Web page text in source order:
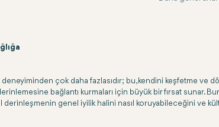
çok daha fazlasıdır; bu, kendini keşfetme ve
bağlantı kurmaları için büyük bir fırsat sunar.
derinleşmenin genel iyilik halini nasıl koruyabileceğini ve